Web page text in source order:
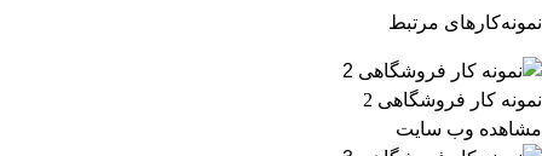
نمونه‌کارهای مرتبط
نمونه کار فروشگاهی 2
مشاهده وب سایت